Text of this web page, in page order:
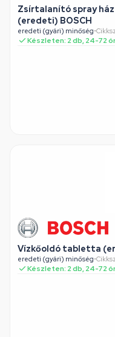
Zsírtalanító spray
(eredeti) BOSCH
eredeti (gyári) minőség•
Készleten: 2 db, 24-72
Vízkőoldó tabletta
eredeti (gyári) minőség•
Készleten: 2 db, 24-72